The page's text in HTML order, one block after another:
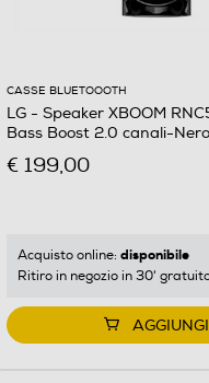
CASSE BLUETOOOTH
LG - Speaker XBOOM
Bass Boost 2.0 canali-Nero
€ 199,00
Acquisto online: disponibile
Ritiro in negozio in 30'
AGGIUNGI